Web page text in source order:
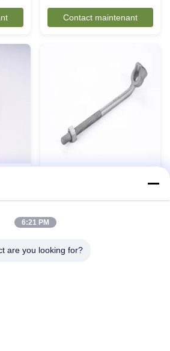
métallique, forme de
goupille tubulaire, résistante
à la corrosion
Contact maintenant
6:21 PM
are you looking for?